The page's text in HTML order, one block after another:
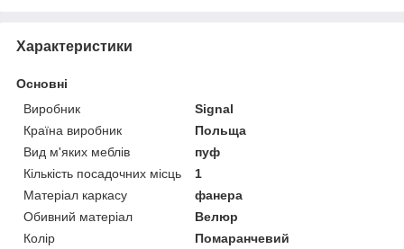
Характеристики
Основні
Виробник
Signal
Країна виробник
Польща
Вид м'яких меблів
пуф
Кількість посадочних місць
1
Матеріал каркасу
фанера
Обивний матеріал
Велюр
Колір
Помаранчевий